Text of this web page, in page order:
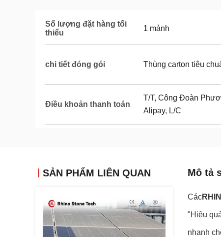
Số lượng đặt hàng tối
thiểu
1 mảnh
chi tiết đóng gói Thùng carton tiêu
Điều khoản thanh toán
T/T, Công Đoàn
Alipay, L/C
SẢN PHẨM LIÊN QUAN Mô tả
Các
"Hiệu
nhanh